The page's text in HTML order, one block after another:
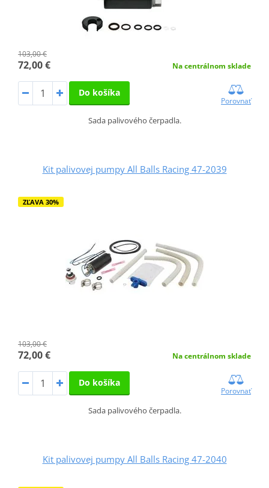
103,00 €
72,00 € Na centrálnom sklade
Do košíka
Porovnať
Sada palivového čerpadla.
Kit palivovej pumpy All Balls Racing 47-2039
ZĽAVA 30%
103,00 €
72,00 € Na centrálnom sklade
Do košíka
Porovnať
Sada palivového čerpadla.
Kit palivovej pumpy All Balls Racing 47-2040